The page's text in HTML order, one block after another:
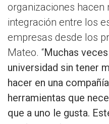
organizaciones
integración entre los
empresas desde los
Mateo. “Muchas
universidad sin tener
hacer en una
herramientas que
que a uno le gusta.